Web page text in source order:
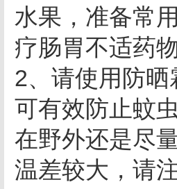
水果，准备常
疗肠胃不适药物
2、请使用防
可有效防止蚊
在野外还是尽
温差较大，请